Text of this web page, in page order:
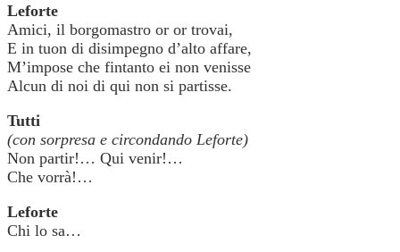
Leforte
Amici, il borgomastro or or trovai,
E in tuon di disimpegno d’alto affare,
M’impose che fintanto ei non venisse
Alcun di noi di qui non si partisse.
Tutti
(con sorpresa e circondando Leforte)
Non partir!… Qui venir!…
Che vorrà!…
Leforte
Chi lo sa…